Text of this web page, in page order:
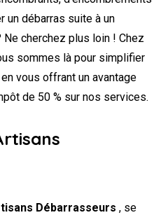
un débarras suite à un
cherchez plus loin ! Chez
sommes là pour simplifier
vous offrant un avantage
de 50 % sur nos services.
Débarrasseurs , se